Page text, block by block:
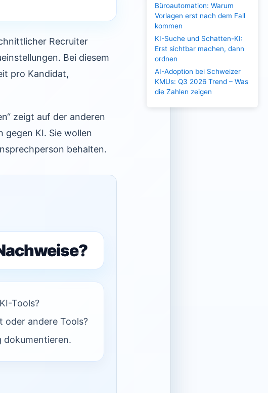
Recruiter
Bei diesem
pro Kandidat,
zeigt auf der anderen
gegen KI. Sie wollen
behalten.
Tools?
oder andere Tools?
dokumentieren.
Büroautomation: Warum
Vorlagen erst nach dem Fall
kommen
KI-Suche und Schatten-KI:
Erst sichtbar machen, dann
ordnen
AI-Adoption bei Schweizer
KMUs: Q3 2026 Trend – Was
die Zahlen zeigen